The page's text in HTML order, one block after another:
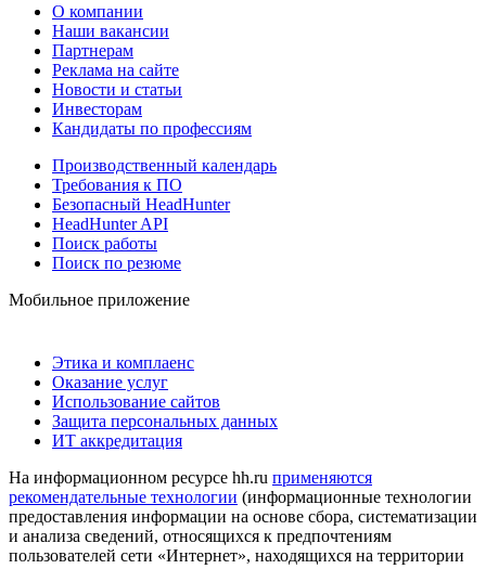
О компании
Наши вакансии
Партнерам
Реклама на сайте
Новости и статьи
Инвесторам
Кандидаты по профессиям
Производственный календарь
Требования к ПО
Безопасный HeadHunter
HeadHunter API
Поиск работы
Поиск по резюме
Мобильное приложение
Этика и комплаенс
Оказание услуг
Использование сайтов
Защита персональных данных
ИТ аккредитация
На информационном ресурсе hh.ru применяются
рекомендательные технологии (информационные технологии
предоставления информации на основе сбора, систематизации
и анализа сведений, относящихся к предпочтениям
пользователей сети «Интернет», находящихся на территории